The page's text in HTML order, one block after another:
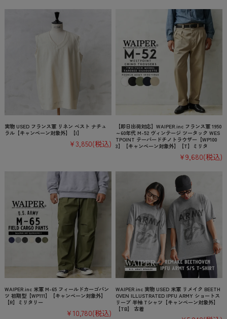
実物 USED フランス軍 リネン ベスト ナチュ
ラル【キャンペーン対象外】【I】
¥3,850(税込)
【即日出荷対応】WAIPER.inc フランス軍 1950
～60年代 M-52 ヴィンテージ ツータック WES
TPOINT テーパードチノトラウザー【WP100
3】【キャンペーン対象外】【T】ミリタ
¥9,680(税込)
WAIPER.inc 米軍 M-65 フィールドカーゴパン
ツ 初期型【WP111】【キャンペーン対象外】
【R】ミリタリー
¥10,780(税込)
WAIPER.inc 実物 USED 米軍 リメイク BEETH
OVEN ILLUSTRATED IPFU ARMY ショートス
リーブ 半袖 Tシャツ【キャンペーン対象外】
【TB】 古着